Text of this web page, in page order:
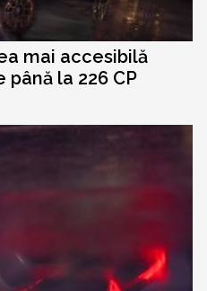
mai accesibilă
la 226 CP